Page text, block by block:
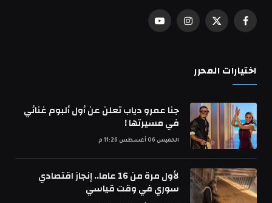
فيسبوكX
الانستغراميوتيوب
اختيارات المحرر
جنا عمرو دياب تعلن عن أول ألبوم غنائي
في مسيرتها !
الخميس 06 أغسطس 11:26 م
لأول مرة من 16 عاما.. إنجاز اقتصادي
سوري في وقت قياسي